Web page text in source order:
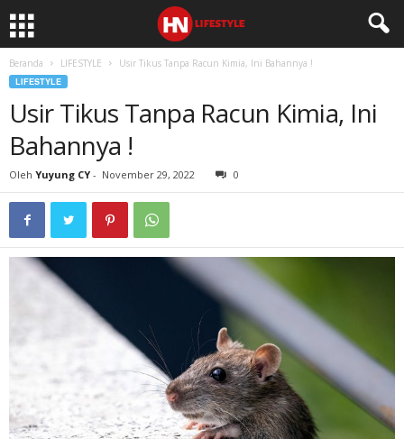
Beranda LIFESTYLE Usir Tikus Tanpa Racun Kimia, Ini Bahannya !
LIFESTYLE
Usir Tikus Tanpa Racun Kimia, Ini
Bahannya !
Oleh Yuyung CY - November 29, 2022 0